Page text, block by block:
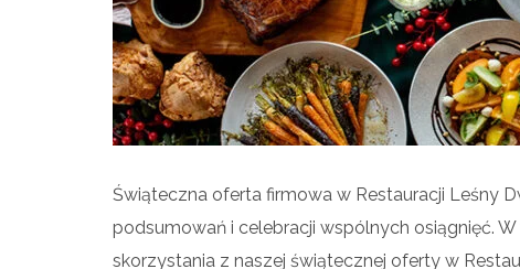
Świąteczna oferta firmowa w Restauracji Leśny
podsumowań i celebracji wspólnych osiągnięć.
skorzystania z naszej świątecznej oferty w